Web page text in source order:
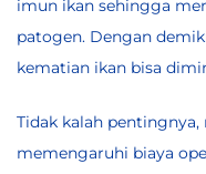
imun ikan sehingga
patogen. Dengan
kematian ikan bisa
Tidak kalah
memengaruhi biaya